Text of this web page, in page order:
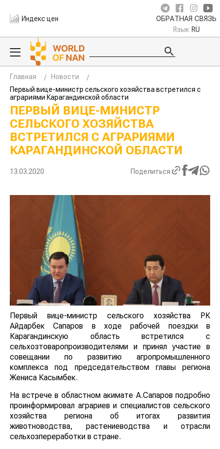
Индекс цен ОБРАТНАЯ СВЯЗЬ
Язык RU
Главная
Новости
Первый вице-министр сельского хозяйства встретился с
аграриями Карагандинской области
ПЕРВЫЙ ВИЦЕ-МИНИСТР
СЕЛЬСКОГО ХОЗЯЙСТВА
ВСТРЕТИЛСЯ С АГРАРИЯМИ
КАРАГАНДИНСКОЙ ОБЛАСТИ
13.03.2020 Поделиться
Первый вице-министр сельского хозяйства РК
Айдарбек Сапаров в ходе рабочей поездки в
Карагандинскую область встретился с
сельхозтоваропроизводителями и принял участие в
совещании по развитию агропромышленного
комплекса под председательством главы региона
Жениса Касымбек.
На встрече в областном акимате А.Сапаров подробно
проинформировал аграриев и специалистов сельского
хозяйства региона об итогах развития
животноводства, растениеводства и отрасли
сельхозпереработки в стране.